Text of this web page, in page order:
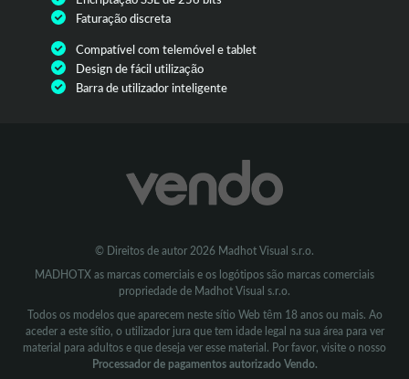
Faturação discreta
Compatível com telemóvel e tablet
Design de fácil utilização
Barra de utilizador inteligente
© Direitos de autor 2026 Madhot Visual s.r.o.
MADHOTX as marcas comerciais e os logótipos são marcas comerciais
propriedade de Madhot Visual s.r.o.
Todos os modelos que aparecem neste sítio Web têm 18 anos ou mais. Ao
aceder a este sítio, o utilizador jura que tem idade legal na sua área para ver
material para adultos e que deseja ver esse material. Por favor, visite o nosso
Processador de pagamentos autorizado Vendo.